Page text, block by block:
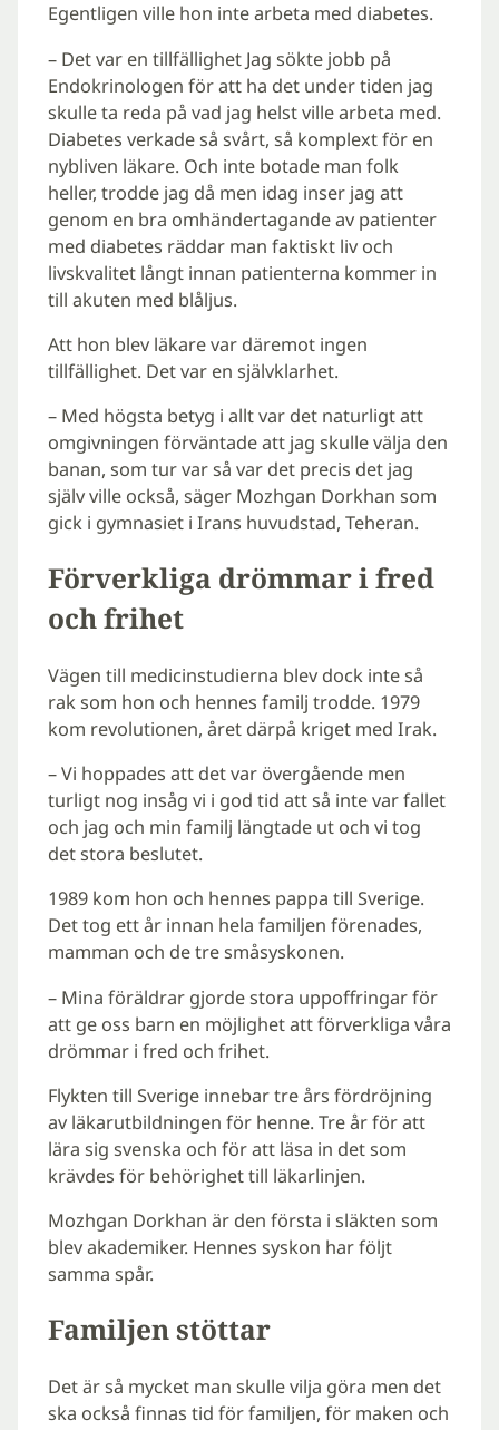
Egentligen ville hon inte arbeta med diabetes.
– Det var en tillfällighet Jag sökte jobb på
Endokrinologen för att ha det under tiden jag
skulle ta reda på vad jag helst ville arbeta med.
Diabetes verkade så svårt, så komplext för en
nybliven läkare. Och inte botade man folk
heller, trodde jag då men idag inser jag att
genom en bra omhändertagande av patienter
med diabetes räddar man faktiskt liv och
livskvalitet långt innan patienterna kommer in
till akuten med blåljus.
Att hon blev läkare var däremot ingen
tillfällighet. Det var en självklarhet.
– Med högsta betyg i allt var det naturligt att
omgivningen förväntade att jag skulle välja den
banan, som tur var så var det precis det jag
själv ville också, säger Mozhgan Dorkhan som
gick i gymnasiet i Irans huvudstad, Teheran.
Förverkliga drömmar i fred
och frihet
Vägen till medicinstudierna blev dock inte så
rak som hon och hennes familj trodde. 1979
kom revolutionen, året därpå kriget med Irak.
– Vi hoppades att det var övergående men
turligt nog insåg vi i god tid att så inte var fallet
och jag och min familj längtade ut och vi tog
det stora beslutet.
1989 kom hon och hennes pappa till Sverige.
Det tog ett år innan hela familjen förenades,
mamman och de tre småsyskonen.
– Mina föräldrar gjorde stora uppoffringar för
att ge oss barn en möjlighet att förverkliga våra
drömmar i fred och frihet.
Flykten till Sverige innebar tre års fördröjning
av läkarutbildningen för henne. Tre år för att
lära sig svenska och för att läsa in det som
krävdes för behörighet till läkarlinjen.
Mozhgan Dorkhan är den första i släkten som
blev akademiker. Hennes syskon har följt
samma spår.
Familjen stöttar
Det är så mycket man skulle vilja göra men det
ska också finnas tid för familjen, för maken och